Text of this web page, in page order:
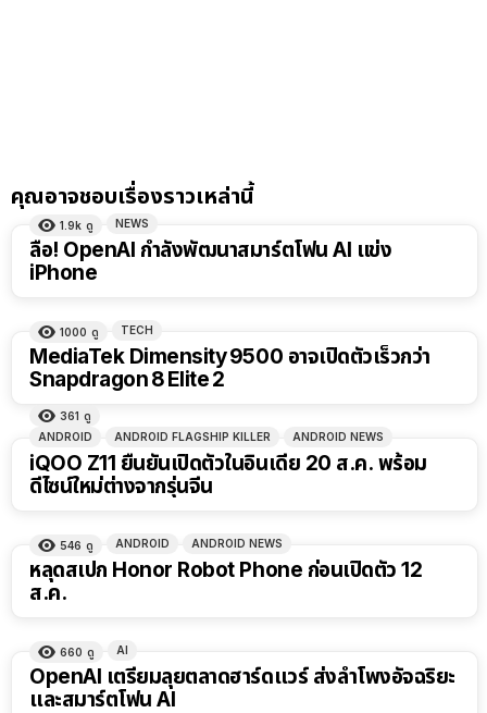
คุณอาจชอบเรื่องราวเหล่านี้
1.9k ดู NEWS
ลือ! OpenAI กำลังพัฒนาสมาร์ตโฟน AI แข่ง
iPhone
1000 ดู TECH
MediaTek Dimensity 9500 อาจเปิดตัวเร็วกว่า
Snapdragon 8 Elite 2
361 ดู
ANDROID
ANDROID FLAGSHIP KILLER ANDROID NEWS
iQOO Z11 ยืนยันเปิดตัวในอินเดีย 20 ส.ค. พร้อม
ดีไซน์ใหม่ต่างจากรุ่นจีน
546 ดู ANDROID ANDROID NEWS
หลุดสเปก Honor Robot Phone ก่อนเปิดตัว 12
ส.ค.
660 ดู AI
OpenAI เตรียมลุยตลาดฮาร์ดแวร์ ส่งลำโพงอัจฉริยะ
และสมาร์ตโฟน AI